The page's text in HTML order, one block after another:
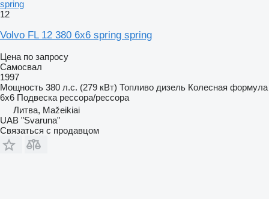
spring
12
Volvo FL 12 380 6x6 spring spring
Цена по запросу
Самосвал
1997
Мощность 380 л.с. (279 кВт) Топливо дизель Колесная формула
6x6 Подвеска рессора/рессора
Литва, Mažeikiai
UAB "Svaruna"
Связаться с продавцом